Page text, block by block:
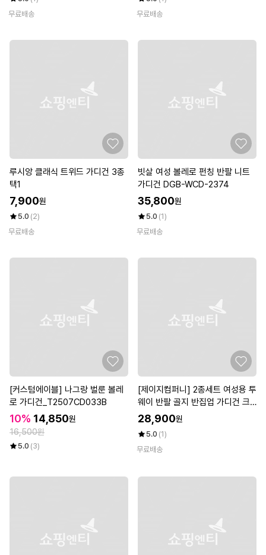
무료배송
무료배송
루시앙 클래식 트위드 가디건 3종
택1
7,900원
5.0 (2)
무료배송
빗살 여성 볼레로 펀칭 반팔 니트
가디건 DGB-WCD-2374
35,800원
5.0 (1)
무료배송
[커스텀에이블] 나그랑 벌룬 볼레
로 가디건_T2507CD033B
10% 14,850원
16,500원
5.0 (3)
[제이지컴퍼니] 2종세트 여성용 투
웨이 반팔 골지 반집업 가디건 크
롭 반소매
28,900원
5.0 (1)
무료배송